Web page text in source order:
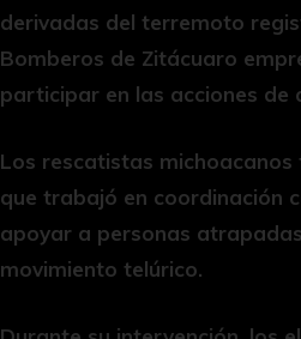
derivadas del terremoto
Bomberos de Zitácuaro
participar en las acciones
Los rescatistas
que trabajó en coordinación
apoyar a personas
movimiento telúrico.